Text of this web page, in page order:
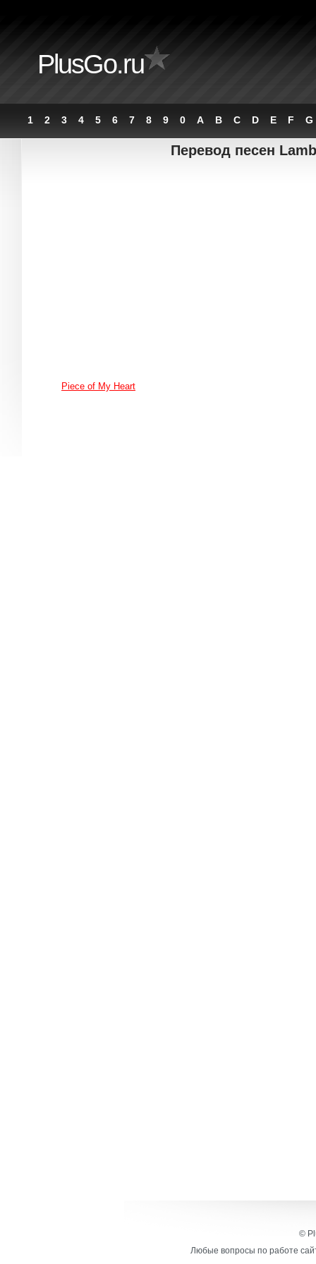
PlusGo.ru
1 2 3 4 5 6 7 8 9 0 A B C D E F G
Перевод песен
Piece of My Heart
©
Любые вопросы по работе